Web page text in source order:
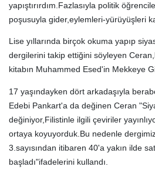
yapıştırırdım.Fazlasıyla politik
poşusuyla gider,eylemleri-yürüyüşleri
Lise yıllarında birçok okuma yapıp
dergilerini takip ettiğini söyleyen
kitabın Muhammed Esed'in Mekkeye
17 yaşındayken dört arkadaşıyla
Edebi Pankart'a da değinen Ceran
değiniyor,Filistinle ilgili çeviriler
ortaya koyuyorduk.Bu nedenle
3.sayısından itibaren 40'a yakın ilde
başladı"ifadelerini kullandı.